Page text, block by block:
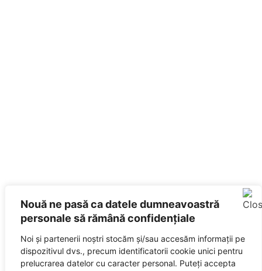
Nouă ne pasă ca datele dumneavoastră
personale să rămână confidențiale
Noi și partenerii noștri stocăm și/sau accesăm informații pe
dispozitivul dvs., precum identificatorii cookie unici pentru
prelucrarea datelor cu caracter personal. Puteți accepta